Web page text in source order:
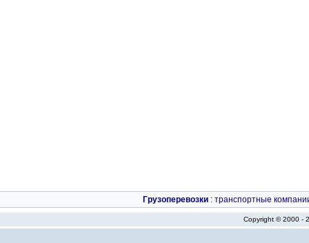
Грузоперевозки : транспортные
Copyright © 2000 -